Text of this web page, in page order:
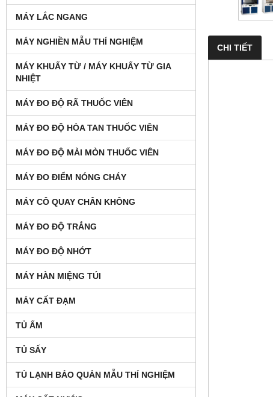
MÁY LẮC NGANG
MÁY NGHIỀN MẪU THÍ NGHIỆM
MÁY KHUẤY TỪ / MÁY KHUẤY TỪ GIA
NHIỆT
MÁY ĐO ĐỘ RÃ THUỐC VIÊN
MÁY ĐO ĐỘ HÒA TAN THUỐC VIÊN
MÁY ĐO ĐỘ MÀI MÒN THUỐC VIÊN
MÁY ĐO ĐIỂM NÓNG CHÁY
MÁY CÔ QUAY CHÂN KHÔNG
MÁY ĐO ĐỘ TRẮNG
MÁY ĐO ĐỘ NHỚT
MÁY HÀN MIỆNG TÚI
MÁY CẤT ĐẠM
TỦ ẤM
TỦ SẤY
TỦ LẠNH BẢO QUẢN MẪU THÍ NGHIỆM
CHI TIẾT